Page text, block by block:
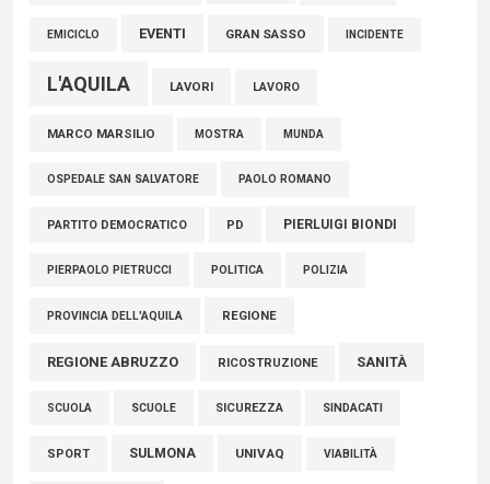
EMICICLO EVENTI GRAN SASSO INCIDENTE
L'AQUILA LAVORI LAVORO
MARCO MARSILIO MOSTRA MUNDA
OSPEDALE SAN SALVATORE PAOLO ROMANO
PARTITO DEMOCRATICO PD PIERLUIGI BIONDI
PIERPAOLO PIETRUCCI POLITICA POLIZIA
PROVINCIA DELL'AQUILA REGIONE
REGIONE ABRUZZO RICOSTRUZIONE SANITÀ
SCUOLA SCUOLE SICUREZZA SINDACATI
SPORT SULMONA UNIVAQ VIABILITÀ